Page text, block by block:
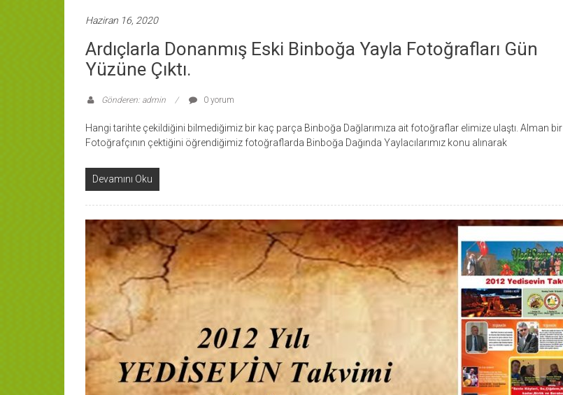
Haziran 16, 2020
Ardıçlarla Donanmış Eski Binboğa Yayla Fotoğrafları Gün
Yüzüne Çıktı.
Gönderen: admin 0 yorum
Hangi tarihte çekildiğini bilmediğimiz bir kaç parça Binboğa Dağlarımıza ait fotoğraflar elimize ulaştı. Alman bir
Fotoğrafçının çektiğini öğrendiğimiz fotoğraflarda Binboğa Dağında Yaylacılarımız konu alınarak
Devamını Oku